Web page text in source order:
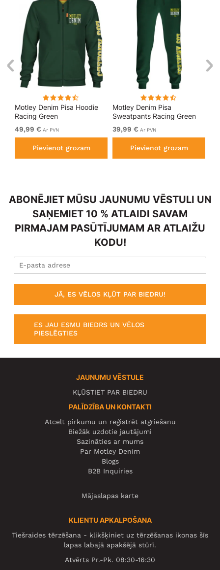
Motley Denim Pisa Hoodie
Racing Green
49,99 € Ar PVN
Pievienot grozam
Motley Denim Pisa
Sweatpants Racing Green
39,99 € Ar PVN
Pievienot grozam
ABONĒJIET MŪSU JAUNUMU VĒSTULI UN
SAŅEMIET 10 % ATLAIDI SAVAM
PIRMAJAM PASŪTĪJUMAM AR ATLAIŽU
KODU!
JĀ, ES VĒLOS KĻŪT PAR BIEDRU!
ES JAU ESMU BIEDRS UN VĒLOS
PIESLĒGTIES
JAUNUMU VĒSTULE
KĻŪSTIET PAR BIEDRU
PALĪDZĪBA UN KONTAKTI
Atcelt pirkumu un reģistrēt atgriešanu
Biežāk uzdotie jautājumi
Sazināties ar mums
Par Motley Denim
Blogs
B2B Inquiries
Mājaslapas karte
KLIENTU APKALPOŠANA
Tiešraides tērzēšana - klikšķiniet uz tērzēšanas ikonas šīs
lapas labajā apakšējā stūrī.
Atvērts Pr.-Pk. 08:30-16:30